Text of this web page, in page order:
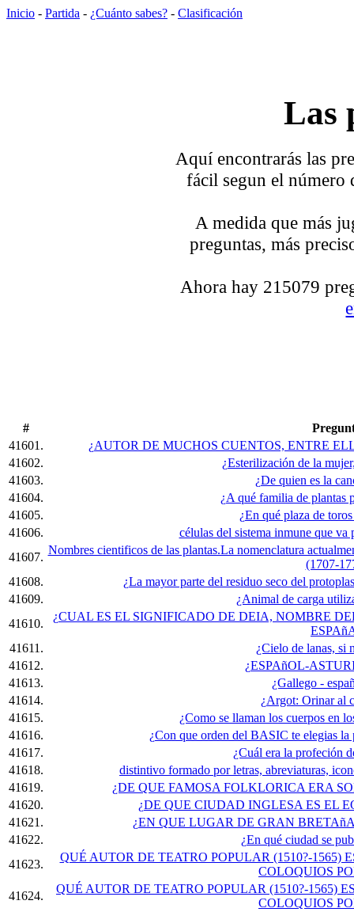
Inicio - Partida - ¿Cuánto sabes? - Clasificación
Las
Aquí encontrarás las
fácil segun el número
A medida que más
preguntas, más
Ahora hay 215079
#
41601.
¿AUTOR DE MUCHOS CUENTOS, ENTRE
41602.
¿Esterilización de la
41603.
¿De quien es la
41604.
¿A qué familia de plantas
41605.
¿En qué plaza de
41606.
células del sistema inmune que va
41607.
Nombres cientificos de las plantas.La nomenclatura
(1707-
41608.
¿La mayor parte del residuo seco del
41609.
¿Animal de carga
41610.
¿CUAL ES EL SIGNIFICADO DE DEIA, NOMBRE
41611.
¿Cielo de lanas, si
41612.
¿ESPAñOL-
41613.
¿Gallego -
41614.
¿Argot: Orinar al
41615.
¿Como se llaman los cuerpos en
41616.
¿Con que orden del BASIC te elegias
41617.
¿Cuál era la profeción
41618.
distintivo formado por letras, abreviaturas,
41619.
¿DE QUE FAMOSA FOLKLORICA ERA
41620.
¿DE QUE CIUDAD INGLESA ES EL
41621.
¿EN QUE LUGAR DE GRAN
41622.
¿En qué ciudad se
41623.
QUÉ AUTOR DE TEATRO POPULAR (1510?-1565)
COLOQUIOS
41624.
QUÉ AUTOR DE TEATRO POPULAR (1510?-1565)
COLOQUIOS